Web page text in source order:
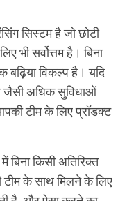
सिस्टम है जो छोटी
भी सर्वोत्तम है। बिना
विकल्प है। यदि
जैसी अधिक सुविधाओं
टीम के लिए प्रॉडक्ट
बिना किसी अतिरिक्त
के साथ मिलने के लिए